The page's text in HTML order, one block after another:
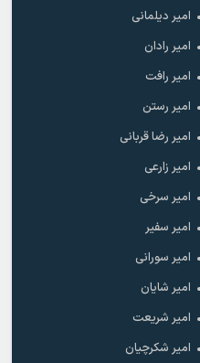
امیر دیلمانی
امیر رادان
امیر رافت
امیر رستن
امیر رضا قربانی
امیر زارعی
امیر سرخی
امیر سفیر
امیر سورانی
امیر شایان
امیر شریعت
امیر شکرچیان